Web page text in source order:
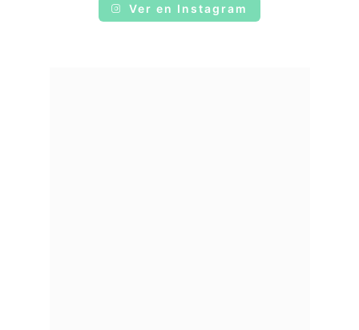
Ver en Instagram